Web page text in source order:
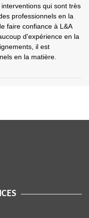
qui sont très
professionnels en la
faire confiance à L&A
d'expérience en la
il est
en la matière.